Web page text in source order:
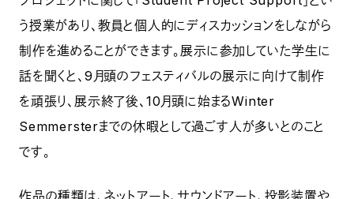
う授業があり、教員と個人的にディスカッションをしながら
制作を進めることができます。展示に参加していた学生に
話を聞くと、9月頭のフェスティバルの展示に向けて制作
を頑張り、展示終了後、10月頭に始まるWinter
Semmersterまでの休暇として過ごす人が多いとのこと
です。